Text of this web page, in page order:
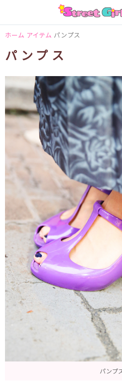
ホーム アイテム パンプス
パンプス
パンプ